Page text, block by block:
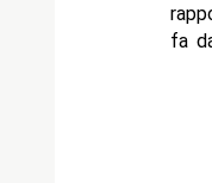
fa